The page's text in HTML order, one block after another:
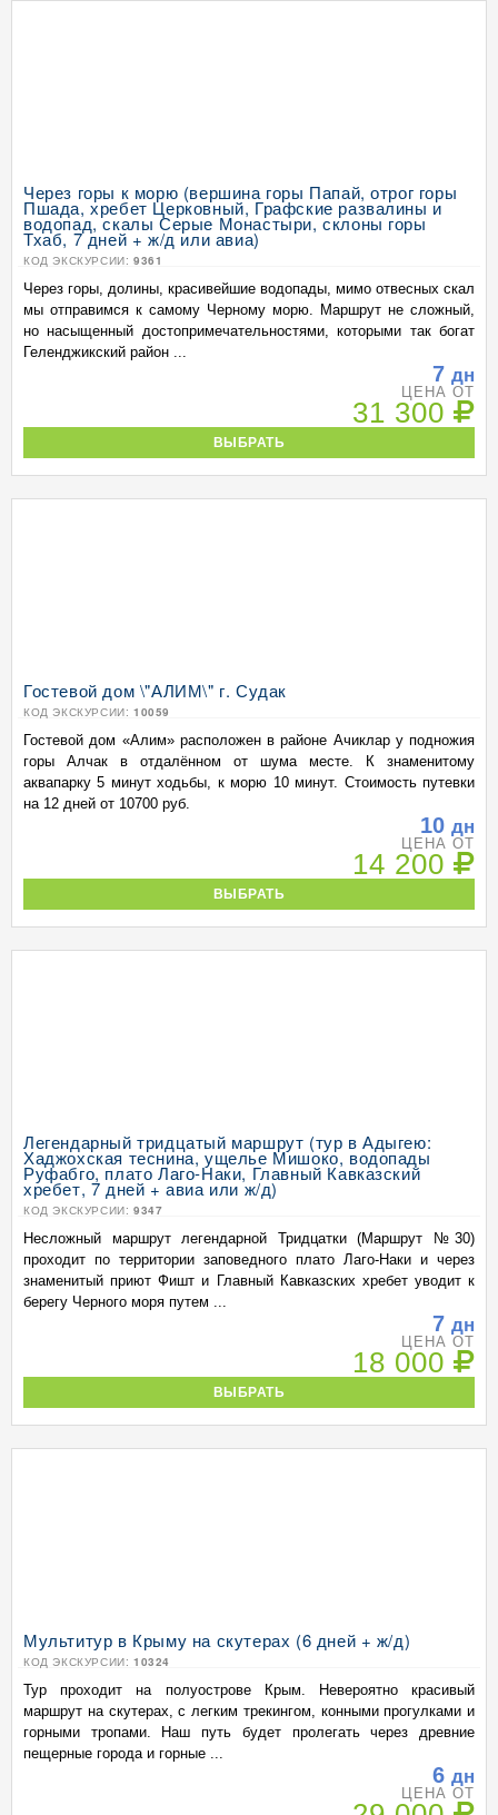
Через горы к морю (вершина горы Папай, отрог горы
Пшада, хребет Церковный, Графские развалины и
водопад, скалы Серые Монастыри, склоны горы
Тхаб, 7 дней + ж/д или авиа)
КОД ЭКСКУРСИИ: 9361
Через горы, долины, красивейшие водопады, мимо отвесных скал
мы отправимся к самому Черному морю. Маршрут не сложный,
но насыщенный достопримечательностями, которыми так богат
Геленджикский район ...
7 дн
ЦЕНА ОТ
31 300
ВЫБРАТЬ
Гостевой дом \"АЛИМ\" г. Судак
КОД ЭКСКУРСИИ: 10059
Гостевой дом «Алим» расположен в районе Ачиклар у подножия
горы Алчак в отдалённом от шума месте. К знаменитому
аквапарку 5 минут ходьбы, к морю 10 минут. Стоимость путевки
на 12 дней от 10700 руб.
10 дн
ЦЕНА ОТ
14 200
ВЫБРАТЬ
Легендарный тридцатый маршрут (тур в Адыгею:
Хаджохская теснина, ущелье Мишоко, водопады
Руфабго, плато Лаго-Наки, Главный Кавказский
хребет, 7 дней + авиа или ж/д)
КОД ЭКСКУРСИИ: 9347
Несложный маршрут легендарной Тридцатки (Маршрут №30)
проходит по территории заповедного плато Лаго-Наки и через
знаменитый приют Фишт и Главный Кавказских хребет уводит к
берегу Черного моря путем ...
7 дн
ЦЕНА ОТ
18 000
ВЫБРАТЬ
Мультитур в Крыму на скутерах (6 дней + ж/д)
КОД ЭКСКУРСИИ: 10324
Тур проходит на полуострове Крым. Невероятно красивый
маршрут на скутерах, с легким трекингом, конными прогулками и
горными тропами. Наш путь будет пролегать через древние
пещерные города и горные ...
6 дн
ЦЕНА ОТ